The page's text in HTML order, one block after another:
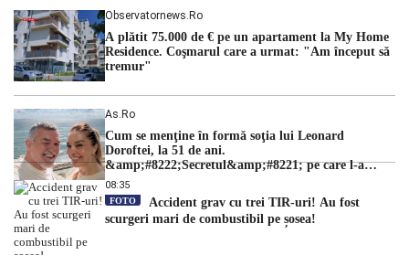
Observatornews.ro
A plătit 75.000 de € pe un apartament la My Home
Residence. Coşmarul care a urmat: "Am început să
tremur"
As.ro
Cum se menţine în formă soţia lui Leonard
Doroftei, la 51 de ani.
&amp;#8222;Secretul&amp;#8221; pe care l-a
dezvăluit
08:35
FOTO
Accident grav cu trei TIR-uri! Au fost
scurgeri mari de combustibil pe șosea!